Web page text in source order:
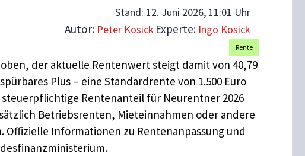
Stand: 12. Juni 2026, 11:01 Uhr
Autor: Peter Kosick Experte: Ingo Kosick
Rente
der aktuelle Rentenwert steigt damit von 40,79
Plus – eine Standardrente von 1.500 Euro
Rentenanteil für Neurentner 2026
Betriebsrenten, Mieteinnahmen oder andere
Informationen zu Rentenanpassung und